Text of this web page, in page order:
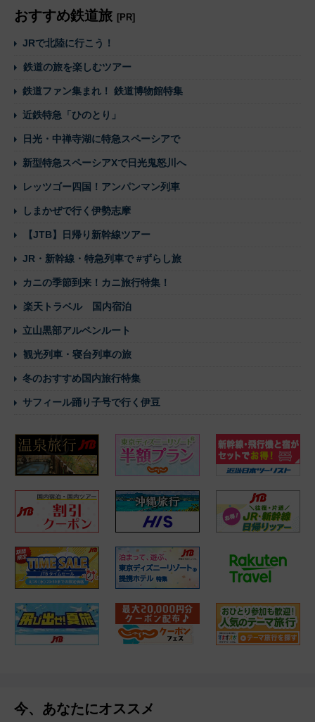
おすすめ鉄道旅 [PR]
JRで北陸に行こう！
鉄道の旅を楽しむツアー
鉄道ファン集まれ！ 鉄道博物館特集
近鉄特急「ひのとり」
日光・中禅寺湖に特急スペーシアで
新型特急スペーシアXで日光鬼怒川へ
レッツゴー四国！アンパンマン列車
しまかぜで行く伊勢志摩
【JTB】日帰り新幹線ツアー
JR・新幹線・特急列車で #ずらし旅
カニの季節到来！カニ旅行特集！
楽天トラベル 国内宿泊
立山黒部アルペンルート
観光列車・寝台列車の旅
冬のおすすめ国内旅行特集
サフィール踊り子号で行く伊豆
今、あなたにオススメ